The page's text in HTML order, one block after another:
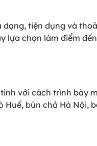
tiện dụng và
lựa chọn làm điểm
với cách trình bày
bún chả Hà Nội,